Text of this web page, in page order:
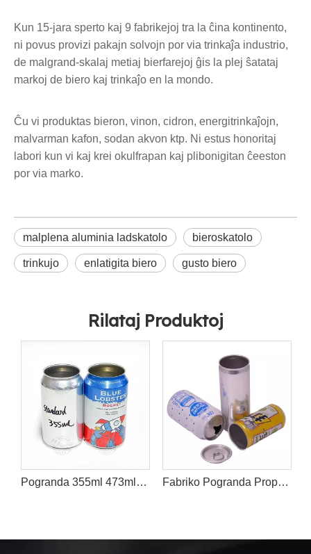
Kun 15-jara sperto kaj 9 fabrikejoj tra la ĉina kontinento,
ni povus provizi pakajn solvojn por via trinkaĵa industrio,
de malgrand-skalaj metiaj bierfarejoj ĝis la plej ŝatataj
markoj de biero kaj trinkaĵo en la mondo.
Ĉu vi produktas bieron, vinon, cidron, energitrinkaĵojn,
malvarman kafon, sodan akvon ktp. Ni estus honoritaj
labori kun vi kaj krei okulfrapan kaj plibonigitan ĉeeston
por via marko.
malplena aluminia ladskatolo bieroskatolo
trinkujo enlatigita biero gusto biero
Rilataj Produktoj
Pogranda 355ml 473ml 500ml Normaj Malplenaj Aluminiaj Ladskatoloj kun 202# Lid Fabriko Fabriko Pogranda Propra 185ml 200ml 250ml Svelta Malplena Blanka Presita Aluminia Pakado Soda Kolao Energia Trinkaĵo Kafo Ladskatolo Provizanto